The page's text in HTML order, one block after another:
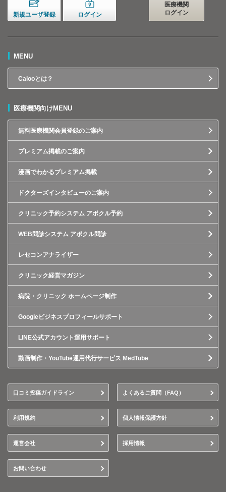
新規ユーザ登録 ログイン
医療機関
ログイン
MENU
Calooとは？
医療機関向けMENU
無料医療機関会員登録のご案内
プレミアム掲載のご案内
漫画でわかるプレミアム掲載
ドクターズインタビューのご案内
クリニック予約システム アポクル予約
WEB問診システム アポクル問診
レセコンアナライザー
クリニック経営マガジン
病院・クリニック ホームページ制作
Googleビジネスプロフィールサポート
LINE公式アカウント運用サポート
動画制作・YouTube運用代行サービス MedTube
口コミ投稿ガイドライン よくあるご質問（FAQ）
利用規約 個人情報保護方針
運営会社 採用情報
お問い合わせ